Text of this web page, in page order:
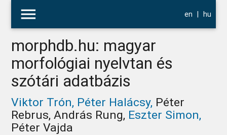
menu en | hu
morphdb.hu: magyar
morfológiai nyelvtan és
szótári adatbázis
Viktor Trón, Péter Halácsy, Péter
Rebrus, András Rung, Eszter Simon,
Péter Vajda